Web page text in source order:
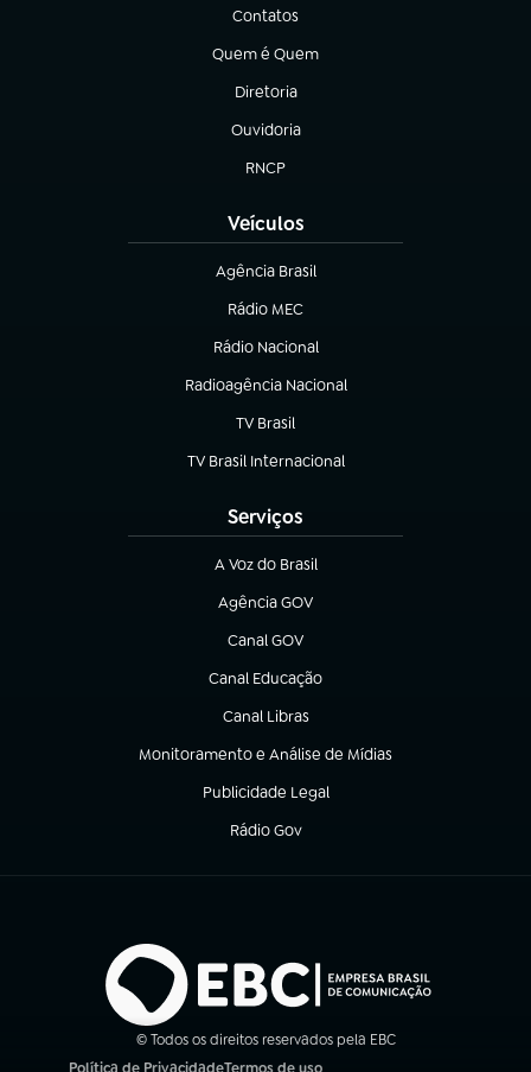
Contatos
(abre em nova aba)
Quem é Quem
(abre em nova aba)
Diretoria
(abre em nova aba)
Ouvidoria
(abre em nova aba)
RNCP
(abre em nova aba)
Veículos
Agência Brasil
(abre em nova aba)
Rádio MEC
Rádio Nacional
(abre em nova aba)
Radioagência Nacional
(abre em nova aba)
TV Brasil
(abre em nova aba)
TV Brasil Internacional
(abre em nova aba)
Serviços
A Voz do Brasil
(abre em nova aba)
Agência GOV
(abre em nova aba)
Canal GOV
(abre em nova aba)
Canal Educação
(abre em nova aba)
Canal Libras
(abre em nova aba)
Monitoramento e Análise de Mídias
(abre em nova aba)
Publicidade Legal
(abre em nova aba)
Rádio Gov
(abre em nova aba)
© Todos os direitos reservados pela EBC